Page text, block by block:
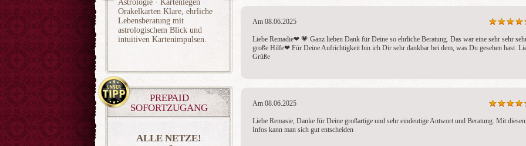
Astrologie · Kartenlegen ·
Orakelkarten Klare, ehrliche
Lebensberatung mit
astrologischem Blick und
intuitiven Kartenimpulsen.
plant? Mit Intuition, Hellsicht
Ihnen Antworten, die Sie
wirklich weiterbringen – ohne
Drama, aber mit Tiefe.
Liebe, Beruf,Finanzen &
weiteren Lebensweg.
Einfühlsame,
Beratung seit
mit Herz &
DEINE
mich auf
für das
PREPAID
SOFORTZUGANG
ALLE NETZE!
Am 08.06.2025
Liebe Remadie❤ ️💗 Ganz lieben Dank für Deine so ehrliche Beratung. Das war eine sehr sehr
große Hilfe❤ ️Für Deine Aufrichtigkeit bin ich Dir sehr dankbar bei dem, was Du gesehen hast.
Grüße
Am 08.06.2025
Liebe Remasie, Danke für Deine großartige und sehr eindeutige Antwort und Beratung. Mit diesen
Infos kann man sich gut entscheiden